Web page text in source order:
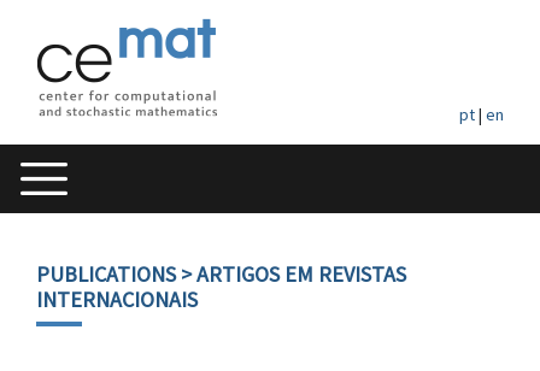
pt| en
PUBLICATIONS> ARTIGOS EM REVISTAS
INTERNACIONAIS